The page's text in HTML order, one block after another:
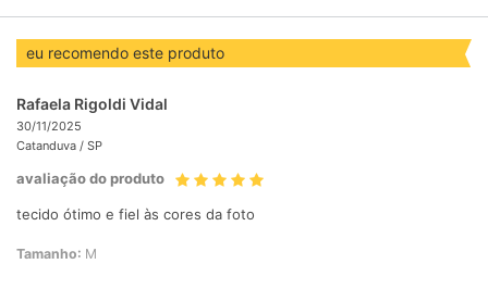
eu recomendo este produto
Rafaela Rigoldi Vidal
30/11/2025
Catanduva / SP
avaliação do produto
tecido ótimo e fiel às cores da foto
Tamanho: M